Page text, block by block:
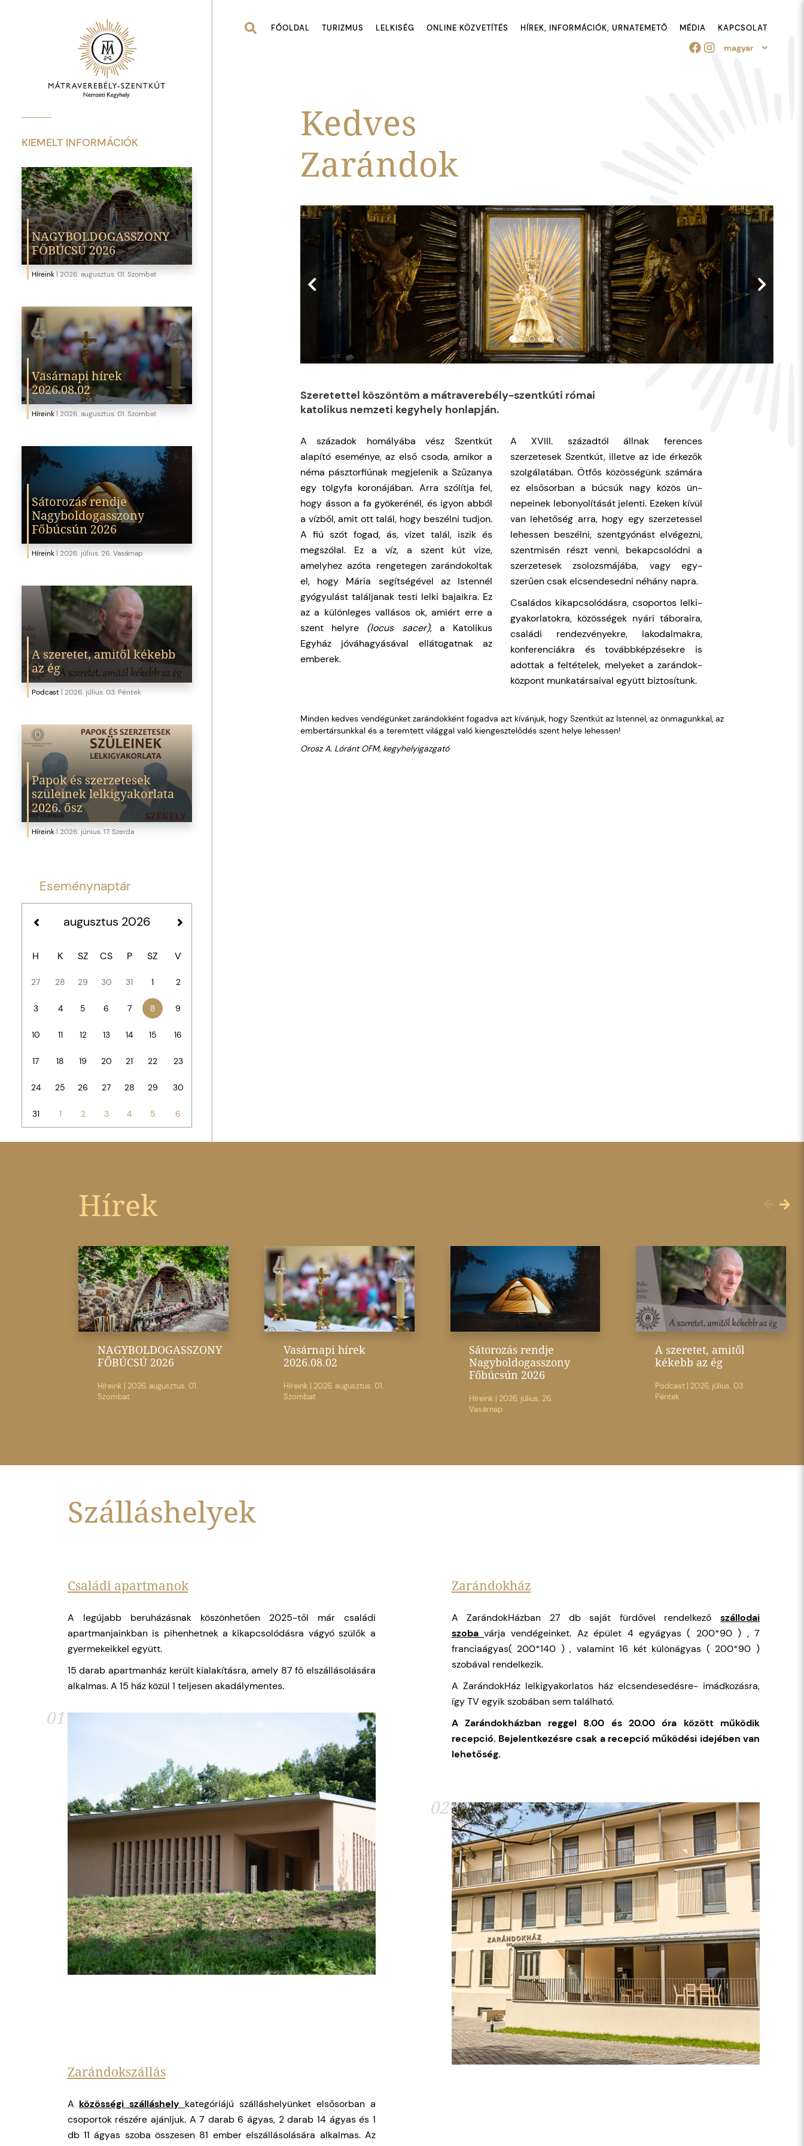
KIEMELT INFORMÁCIÓK
NAGYBOLDOGASSZONY
FŐBÚCSÚ 2026
Híreink |2026. augusztus. 01. Szombat
Vasárnapi hírek
2026.08.02
Híreink |2026. augusztus. 01. Szombat
Sátorozás rendje
Nagyboldogasszony
Főbúcsún 2026
Híreink |2026. július. 26. Vasárnap
A szeretet, amitől kékebb
az ég
Podcast |2026. július. 03. Péntek
Papok és szerzetesek
szüleinek lelkigyakorlata
2026. ősz
Híreink |2026. június. 17. Szerda
Eseménynaptár
augusztus 2026
H K SZ CS P SZ V
27 28 29 30 31 1 2
3 4 5 6 7 8 9
10 11 12 13 14 15 16
17 18 19 20 21 22 23
24 25 26 27 28 29 30
31 1 2 3 4 5 6
FŐOLDAL TURIZMUS LELKISÉG ONLINE KÖZVETÍTÉS HÍREK, INFORMÁCIÓK, URNATEMETŐ MÉDIA KAPCSOLAT
magyar
Kedves
Zarándok
Szeretettel köszöntöm a mátraverebély-szentkúti római
katolikus nemzeti kegyhely honlapján.
A századok homályába vész Szentkút
alapító eseménye, az első csoda, amikor a
néma pásztorfiúnak megjelenik a Szűzanya
egy tölgyfa koronájában. Arra szólítja fel,
hogy ásson a fa gyökerénél, és igyon abból
a vízből, amit ott talál, hogy beszélni tudjon.
A fiú szót fogad, ás, vizet talál, iszik és
megszólal. Ez a víz, a szent kút vize,
amelyhez azóta rengetegen zarándokoltak
el, hogy Mária segítségével az Istennél
gyógyulást találjanak testi lelki bajaikra. Ez
az a különleges vallásos ok, amiért erre a
szent helyre (locus sacer), a Katolikus
Egyház jóváhagyásával ellátogatnak az
emberek.
A XVIII. századtól állnak ferences
szerzetesek Szentkút, illetve az ide érkezők
szolgálatában. Ötfős közösségünk számára
ez elsősorban a búcsúk nagy közös ün-
nepeinek lebonyolítását jelenti. Ezeken kívül
van lehetőség arra, hogy egy szerzetessel
lehessen beszélni, szentgyónást elvégezni,
szentmisén részt venni, bekapcsolódni a
szerzetesek zsolozsmájába, vagy egy-
szerűen csak elcsendesedni néhány napra.
Családos kikapcsolódásra, csoportos lelki-
gyakorlatokra, közösségek nyári táboraira,
családi rendezvényekre, lakodalmakra,
konferenciákra és továbbképzésekre is
adottak a feltételek, melyeket a zarándok-
központ munkatársaival együtt biztosítunk.
Minden kedves vendégünket zarándokként fogadva azt kívánjuk, hogy Szentkút az Istennel, az önmagunkkal, az
embertársunkkal és a teremtett világgal való kiengesztelődés szent helye lehessen!
Orosz A. Lóránt OFM, kegyhelyigazgató
Hírek
NAGYBOLDOGASSZONY
FŐBÚCSÚ 2026
Híreink | 2026. augusztus. 01.
Szombat
Vasárnapi hírek
2026.08.02
Híreink | 2026. augusztus. 01.
Szombat
Sátorozás rendje
Nagyboldogasszony
Főbúcsún 2026
Híreink | 2026. július. 26.
Vasárnap
A szeretet, amitől
kékebb az ég
Podcast| 2026. július. 03.
Péntek
Szálláshelyek
Családi apartmanok
A legújabb beruházásnak köszönhetően 2025-től már családi
apartmanjainkban is pihenhetnek a kikapcsolódásra vágyó szülők a
gyermekeikkel együtt.
15 darab apartmanház került kialakításra, amely 87 fő elszállásolására
alkalmas. A 15 ház közül 1 teljesen akadálymentes.
01
Zarándokház
A ZarándokHázban 27 db saját fürdővel rendelkező szállodai
szoba várja vendégeinket. Az épület 4 egyágyas ( 200*90 ) , 7
franciaágyas( 200*140 ) , valamint 16 két különágyas ( 200*90 )
szobával rendelkezik.
A ZarándokHáz lelkigyakorlatos ház elcsendesedésre- imádkozásra,
így TV egyik szobában sem található.
A Zarándokházban reggel 8.00 és 20.00 óra között működik
recepció. Bejelentkezésre csak a recepció működési idejében van
lehetőség.
02
Zarándokszállás
A közösségi szálláshely kategóriájú szálláshelyünket elsősorban a
csoportok részére ajánljuk. A 7 darab 6 ágyas, 2 darab 14 ágyas és 1
db 11 ágyas szoba összesen 81 ember elszállásolására alkalmas. Az